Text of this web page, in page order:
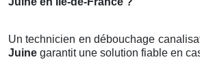
Un technicien en débouchage
Juine garantit une solution fiable en